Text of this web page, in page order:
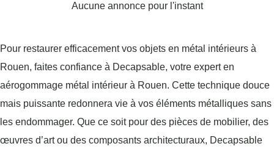
Aucune annonce pour l'instant
Pour restaurer efficacement vos objets en métal intérieurs à
Rouen, faites confiance à Decapsable, votre expert en
aérogommage métal intérieur à Rouen. Cette technique douce
mais puissante redonnera vie à vos éléments métalliques sans
les endommager. Que ce soit pour des pièces de mobilier, des
œuvres d’art ou des composants architecturaux, Decapsable